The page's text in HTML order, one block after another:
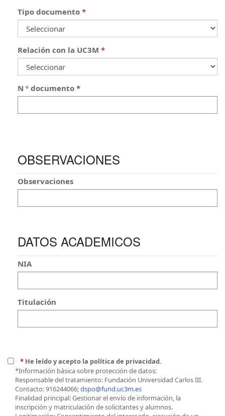
Tipo documento
Relación con la UC3M
N º documento
OBSERVACIONES
Observaciones
DATOS ACADEMICOS
NIA
Titulación
* He leído y acepto la política de privacidad.
*Información básica sobre protección de datos:
Responsable del tratamiento: Fundación Universidad Carlos III.
Contacto: 916244066;dspo@fund.uc3m.es
Finalidad principal: Gestionar el envío de información, la
inscripción y matriculación de solicitantes y alumnos.